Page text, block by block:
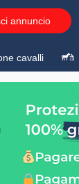
annuncio
cavalli